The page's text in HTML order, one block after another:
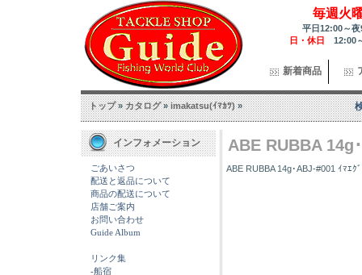
毎週火
平日12:00～
日・休日 12:00
新着商品
トップ»カタログ»imakatsu(ｲﾏｶﾂ)»
インフォメーション
ごあいさつ
配送と返品について
商品の配送について
店舗ご案内
お問い合わせ
Guide Album
リンク集
-船宿
ABE RUBBA 14g･
ABE RUBBA 14g･ABJ-#001 ｲﾏｴ